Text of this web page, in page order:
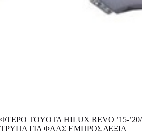
ΦΤΕΡΟ TOYOTA HILUX REVO ’15-
ΤΡΥΠΑ ΓΙΑ ΦΛΑΣ ΕΜΠΡΟΣ ΔΕΞΙΑ